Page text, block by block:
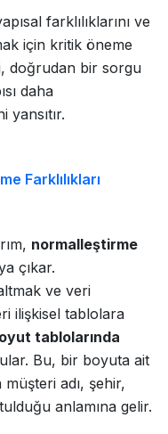
farklılıklarını ve
için kritik öneme
doğrudan bir sorgu
daha
Farklılıkları
normalleştirme
çıkar.
ve veri
ilişkisel tablolara
tablolarında
Bu, bir boyuta ait
müşteri adı, şehir,
anlamına gelir.